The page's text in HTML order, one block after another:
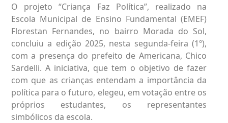
O projeto “Criança Faz Política”, realizado na
Escola Municipal de Ensino Fundamental (EMEF)
Florestan Fernandes, no bairro Morada do Sol,
concluiu a edição 2025, nesta segunda-feira (1º),
com a presença do prefeito de Americana, Chico
Sardelli. A iniciativa, que tem o objetivo de fazer
com que as crianças entendam a importância da
política para o futuro, elegeu, em votação entre os
próprios estudantes, os representantes
simbólicos da escola.